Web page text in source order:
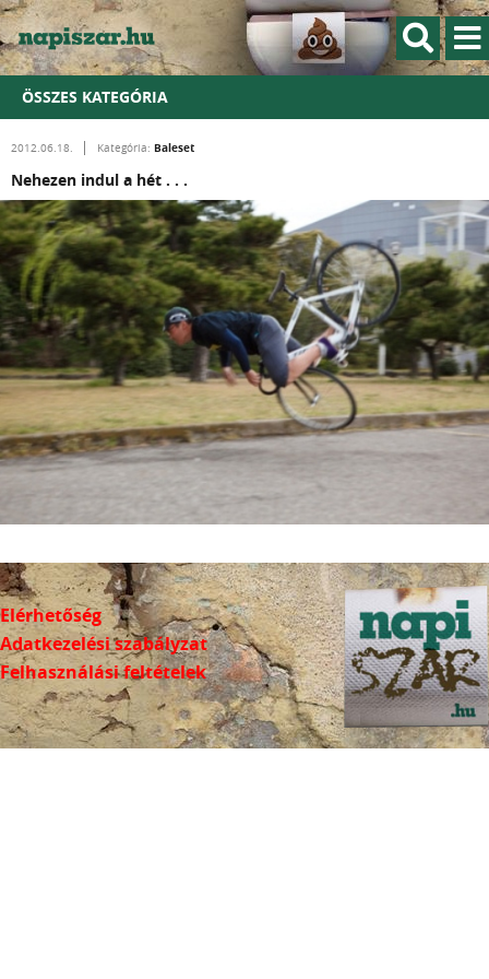
ÖSSZES KATEGÓRIA
2012.06.18. Kategória: Baleset
Nehezen indul a hét . . .
Elérhetőség
Adatkezelési szabályzat
Felhasználási feltételek